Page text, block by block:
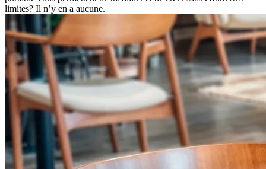
limites? Il n’y en a aucune.